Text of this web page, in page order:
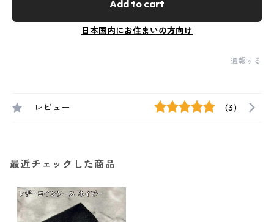
Add to cart
日本国内にお住まいの方向け
通報する
レビュー (3)
最近チェックした商品